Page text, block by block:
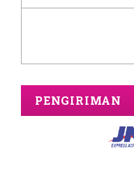
PENGIRIMAN